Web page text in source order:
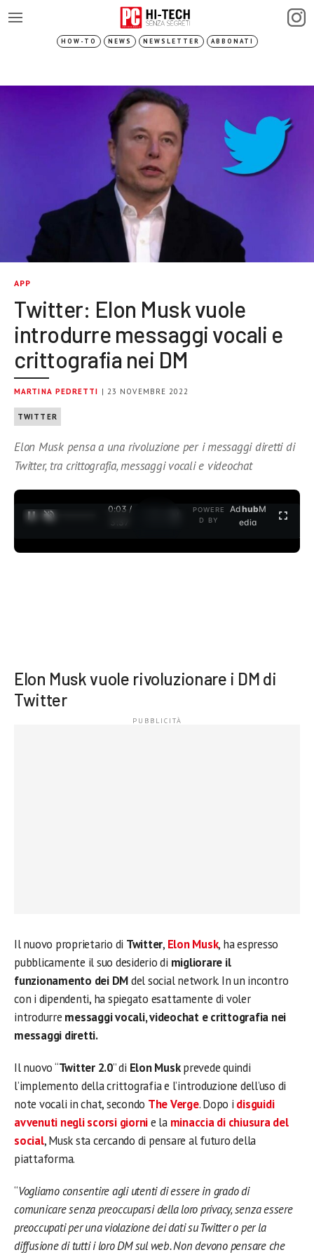
HOW-TO NEWS NEWSLETTER ABBONATI
APP
Twitter: Elon Musk vuole
introdurre messaggi vocali e
crittografia nei DM
MARTINA PEDRETTI | 23 NOVEMBRE 2022
TWITTER
Elon Musk pensa a una rivoluzione per i messaggi diretti di
Twitter, tra crittografia, messaggi vocali e videochat
0:04 /
3:37
POWERE
D BY
AdhubM
edia
Elon Musk vuole rivoluzionare i DM di
Twitter
Il nuovo proprietario di Twitter, Elon Musk, ha espresso
pubblicamente il suo desiderio di migliorare il
funzionamento dei DMdel social network. In un incontro
con i dipendenti, ha spiegato esattamente di voler
introdurre messaggi vocali, videochat e crittografia nei
messaggi diretti.
Il nuovo “Twitter 2.0” di Elon Muskprevede quindi
l’implemento della crittografia e l’introduzione dell’uso di
note vocali in chat, secondo The Verge. Dopo i disguidi
avvenuti negli scorsi giornie la minaccia di chiusura del
social, Musk sta cercando di pensare al futuro della
piattaforma.
“Vogliamo consentire agli utenti di essere in grado di
comunicare senza preoccuparsi della loro privacy, senza essere
preoccupati per una violazione dei dati su Twitter o per la
diffusione di tutti i loro DM sul web. Non devono pensare che